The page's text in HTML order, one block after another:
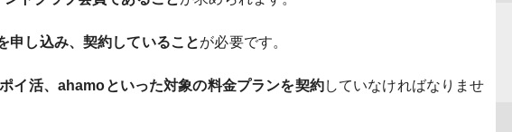
申し込み、契約していることが必要です。
イ活、ahamoといった対象の料金プランを契約していなければなりませ